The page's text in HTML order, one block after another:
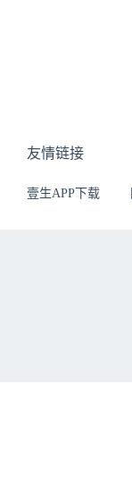
友情链接
壹生APP下载